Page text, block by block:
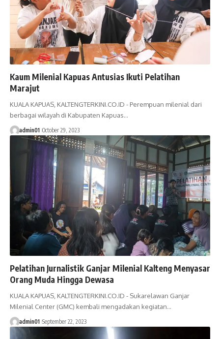
Kaum Milenial Kapuas Antusias Ikuti Pelatihan
Marajut
KUALA KAPUAS, KALTENGTERKINI.CO.ID - Perempuan milenial dari
berbagai wilayah di Kabupaten Kapuas…
admin01 October 29, 2023
Pelatihan Jurnalistik Ganjar Milenial Kalteng Menyasar
Orang Muda Hingga Dewasa
KUALA KAPUAS, KALTENGTERKINI.CO.ID - Sukarelawan Ganjar
Milenial Center (GMC) kembali mengadakan kegiatan…
admin01 September 22, 2023